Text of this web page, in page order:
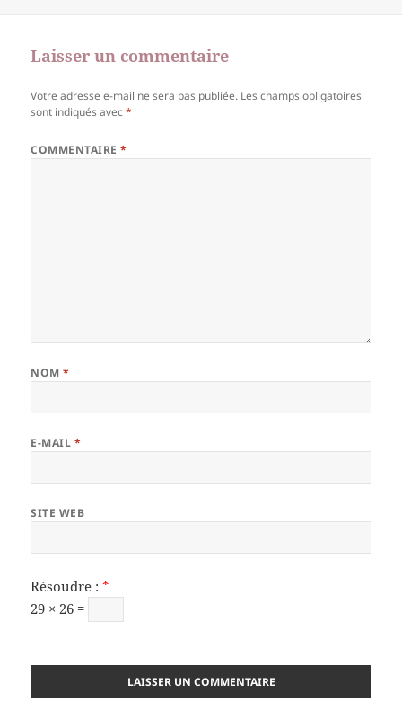
Laisser un commentaire
Votre adresse e-mail ne sera pas publiée. Les champs obligatoires
sont indiqués avec*
COMMENTAIRE*
NOM*
E-MAIL *
SITE WEB
Résoudre :*
29 × 26 =